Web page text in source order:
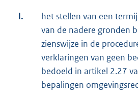
l.
het stellen van een
van de nadere gronden
zienswijze in de
verklaringen van geen
bedoeld in artikel 2.27
bepalingen